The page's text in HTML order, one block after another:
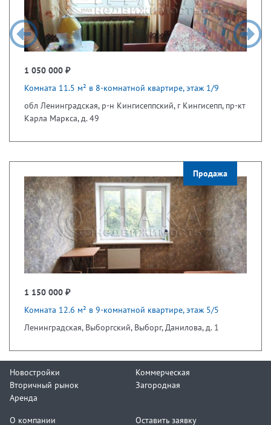
1 050 000 ₽
Комната 11.5 м² в 8-комнатной квартире, этаж 1/9
обл Ленинградская, р-н Кингисеппский, г Кингисепп, пр-кт
Карла Маркса, д. 49
Продажа
1 150 000 ₽
Комната 12.6 м² в 9-комнатной квартире, этаж 5/5
Ленинградская, Выборгский, Выборг, Данилова, д. 1
Новостройки
Вторичный рынок
Аренда
Коммерческая
Загородная
О компании Оставить заявку